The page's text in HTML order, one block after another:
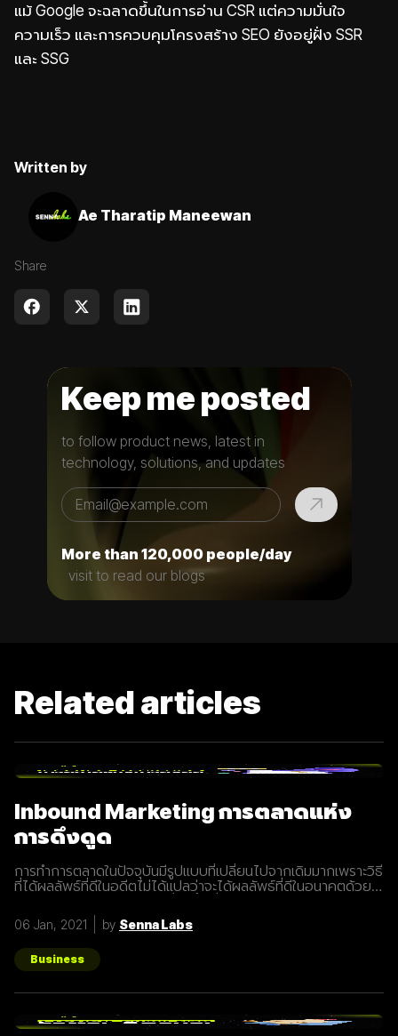
แม้ Google จะฉลาดขึ้นในการอ่าน CSR แต่ความมั่นใจ
ความเร็ว และการควบคุมโครงสร้าง SEO ยังอยู่ฝั่ง SSR
และ SSG
Written by
Ae Tharatip Maneewan
Share
Keep me posted
to follow product news, latest in
technology, solutions, and updates
More than 120,000 people/day
visit to read our blogs
Related articles
Inbound Marketing การตลาดแห่ง
การดึงดูด
การทำการตลาดในปัจจุบันมีรูปแบบที่เปลี่ยนไปจากเดิมมากเพราะวิธี
ที่ได้ผลลัพธ์ที่ดีในอดีตไม่ได้แปลว่าจะได้ผลลัพธ์ที่ดีในอนาคตด้วย
การปรับรูปแบบการทำการตลาดในการสร้างแรงดึงดูดผู้คนและ
คอยส่งมอบคุณค่าเพื่อให้เข้าถึงและสื่อสารกับกลุ่มเป้าหมายได้
อย่างมีประสิทธิภาพ Inbound Marketing คืออะไร Inbound
Marketing คือ การทำการตลาดผ่าน Content ต่างๆ เพื่อดึงดูด
กลุ่มเป้าหมายเข้ามา และตอบสนองความต้องการของลูกค้า โดย
อาจจะทำผ่านเว็บไซต์ หรือผ่านสื่อ Social Media ต่าง ๆ ซึ่งใน
และเทคโนโลยีที่พัฒนาขึ้นมาในปัจจุบันทำให้การทำการตลาดแบบ
06 Jan, 2021 by Senna Labs
Business